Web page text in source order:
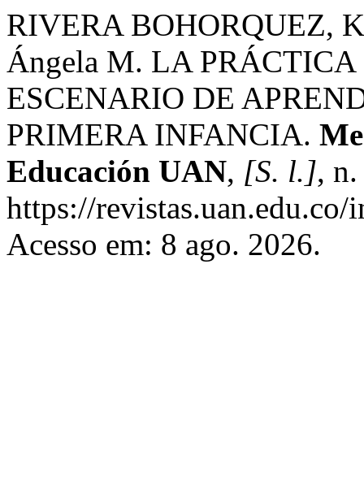
RIVERA BOHORQUEZ,
Ángela M. LA
ESCENARIO DE
PRIMERA INFANCIA.
Educación UAN, [S. l.],
https://
Acesso em: 8 ago. 2026.